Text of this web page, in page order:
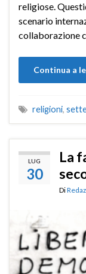
religiose.
scenario
collaborazione
Continua a
religioni,
LUG
30
La
Di